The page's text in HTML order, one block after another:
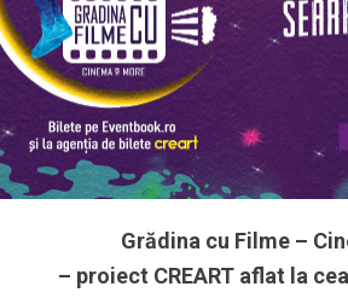
Grădina cu Filme –
– proiect CREART aflat la